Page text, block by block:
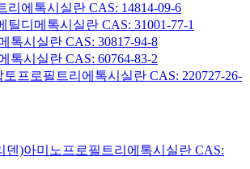
리에톡시실란 CAS: 14814-09-6
틸디메톡시실란 CAS: 31001-77-1
톡시실란 CAS: 30817-94-8
톡시실란 CAS: 60764-83-2
프로필트리에톡시실란 CAS: 220727-26-
덴)아미노프로필트리에톡시실란 CAS: